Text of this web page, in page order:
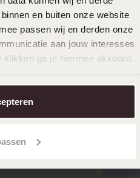
en buiten onze website
passen wij en derden onze
aan jouw interesses
klikken ga je hiermee akkoord.